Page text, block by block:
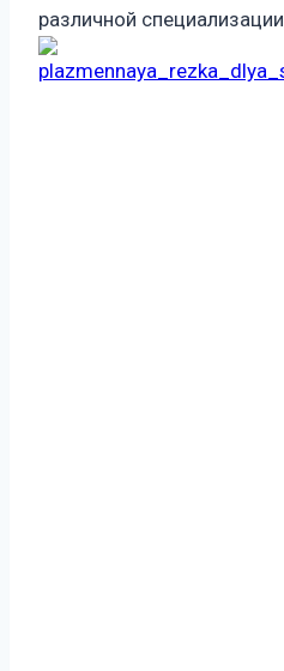
различной специализации